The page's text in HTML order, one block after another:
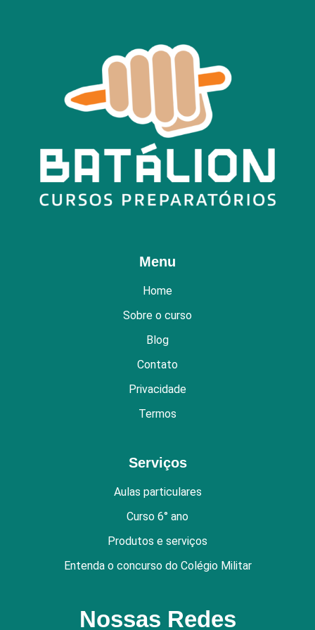
Menu
Home
Sobre o curso
Blog
Contato
Privacidade
Termos
Serviços
Aulas particulares
Curso 6° ano
Produtos e serviços
Entenda o concurso do Colégio Militar
Nossas Redes